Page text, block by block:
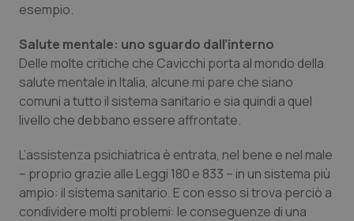
esempio.
Salute mentale: uno sguardo dall’interno
Delle molte critiche che Cavicchi porta al mondo della
salute mentale in Italia, alcune mi pare che siano
comuni a tutto il sistema sanitario e sia quindi a quel
livello che debbano essere affrontate.
L’assistenza psichiatrica è entrata, nel bene e nel male
– proprio grazie alle Leggi 180 e 833 – in un sistema più
ampio: il sistema sanitario. E con esso si trova perciò a
condividere molti problemi: le conseguenze di una